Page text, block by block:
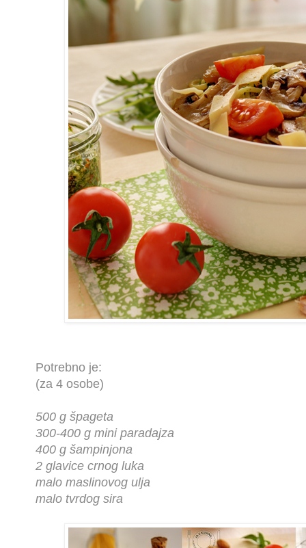
Potrebno je:
(za 4 osobe)
500 g špageta
300-400 g mini paradajza
400 g šampinjona
2 glavice crnog luka
malo maslinovog ulja
malo tvrdog sira